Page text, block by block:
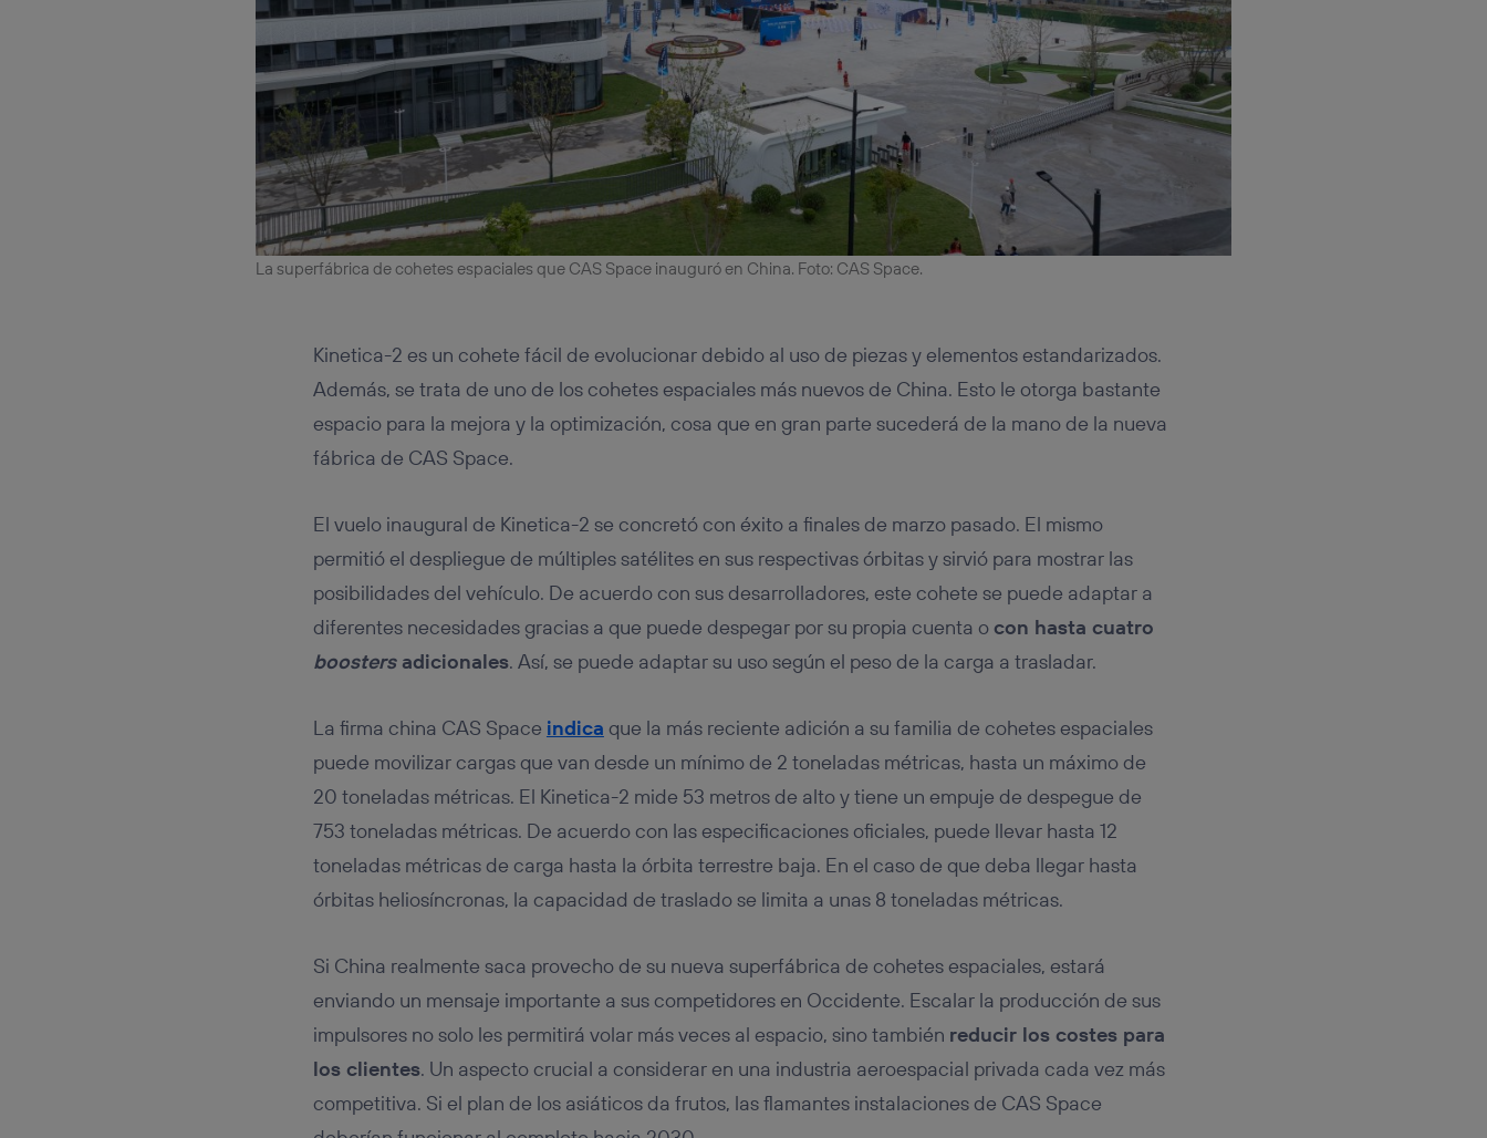
La superfábrica de cohetes espaciales que CAS Space inauguró en China. Foto: CAS Space.
Kinetica-2 es un cohete fácil de evolucionar debido al uso de piezas y elementos estandarizados.
Además, se trata de uno de los cohetes espaciales más nuevos de China. Esto le otorga bastante
espacio para la mejora y la optimización, cosa que en gran parte sucederá de la mano de la nueva
fábrica de CAS Space.
El vuelo inaugural de Kinetica-2 se concretó con éxito a finales de marzo pasado. El mismo
permitió el despliegue de múltiples satélites en sus respectivas órbitas y sirvió para mostrar las
posibilidades del vehículo. De acuerdo con sus desarrolladores, este cohete se puede adaptar a
diferentes necesidades gracias a que puede despegar por su propia cuenta ocon hasta cuatro
boostersadicionales. Así, se puede adaptar su uso según el peso de la carga a trasladar.
La firma china CAS Space indica que la más reciente adición a su familia de cohetes espaciales
puede movilizar cargas que van desde un mínimo de 2 toneladas métricas, hasta un máximo de
20 toneladas métricas. El Kinetica-2 mide 53 metros de alto y tiene un empuje de despegue de
753 toneladas métricas. De acuerdo con las especificaciones oficiales, puede llevar hasta 12
toneladas métricas de carga hasta la órbita terrestre baja. En el caso de que deba llegar hasta
órbitas heliosíncronas, la capacidad de traslado se limita a unas 8 toneladas métricas.
Si China realmente saca provecho de su nueva superfábrica de cohetes espaciales, estará
enviando un mensaje importante a sus competidores en Occidente. Escalar la producción de sus
impulsores no solo les permitirá volar más veces al espacio, sino también reducir los costes para
los clientes. Un aspecto crucial a considerar en una industria aeroespacial privada cada vez más
competitiva. Si el plan de los asiáticos da frutos, las flamantes instalaciones de CAS Space